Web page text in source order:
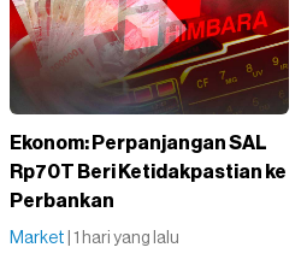
Ekonom: Perpanjangan SAL
Rp70T Beri Ketidakpastian ke
Perbankan
Market | 1 hari yang lalu